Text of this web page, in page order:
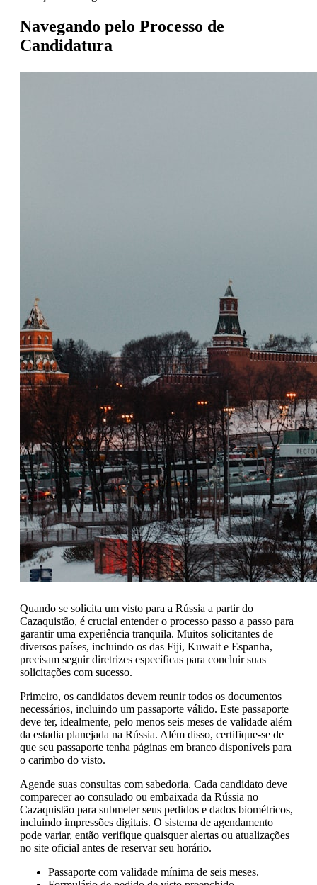
Navegando pelo Processo de
Candidatura
Quando se solicita um visto para a Rússia a partir do
Cazaquistão, é crucial entender o processo passo a passo para
garantir uma experiência tranquila. Muitos solicitantes de
diversos países, incluindo os das Fiji, Kuwait e Espanha,
precisam seguir diretrizes específicas para concluir suas
solicitações com sucesso.
Primeiro, os candidatos devem reunir todos os documentos
necessários, incluindo um passaporte válido. Este passaporte
deve ter, idealmente, pelo menos seis meses de validade além
da estadia planejada na Rússia. Além disso, certifique-se de
que seu passaporte tenha páginas em branco disponíveis para
o carimbo do visto.
Agende suas consultas com sabedoria. Cada candidato deve
comparecer ao consulado ou embaixada da Rússia no
Cazaquistão para submeter seus pedidos e dados biométricos,
incluindo impressões digitais. O sistema de agendamento
pode variar, então verifique quaisquer alertas ou atualizações
no site oficial antes de reservar seu horário.
Passaporte com validade mínima de seis meses.